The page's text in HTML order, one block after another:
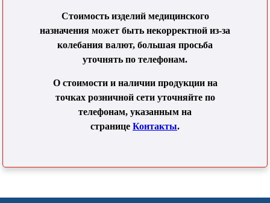
Стоимость изделий медицинского
назначения может быть некорректной из-за
колебания валют, большая просьба
уточнять по телефонам.
О стоимости и наличии продукции на
точках розничной сети уточняйте по
телефонам, указанным на
странице Контакты.